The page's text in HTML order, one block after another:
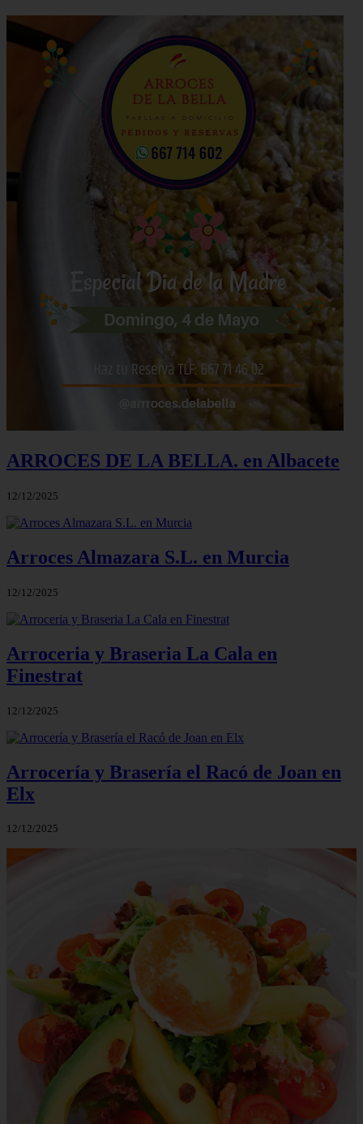
ARROCES DE LA BELLA. en Albacete
12/12/2025
Arroces Almazara S.L. en Murcia
12/12/2025
Arroceria y Braseria La Cala en
Finestrat
12/12/2025
Arrocería y Brasería el Racó de Joan en
Elx
12/12/2025